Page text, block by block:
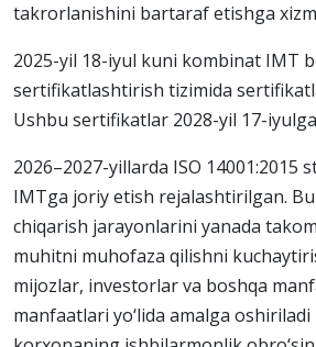
takrorlanishini bartaraf etishga
2025-yil 18-iyul kuni kombinat IMT
sertifikatlashtirish tizimida
Ushbu sertifikatlar 2028-yil 17-
2026–2027-yillarda ISO 14001:2015
IMTga joriy etish rejalashtirilgan.
chiqarish jarayonlarini yanada
muhitni muhofaza qilishni
mijozlar, investorlar va boshqa
manfaatlari yo‘lida amalga oshiriladi